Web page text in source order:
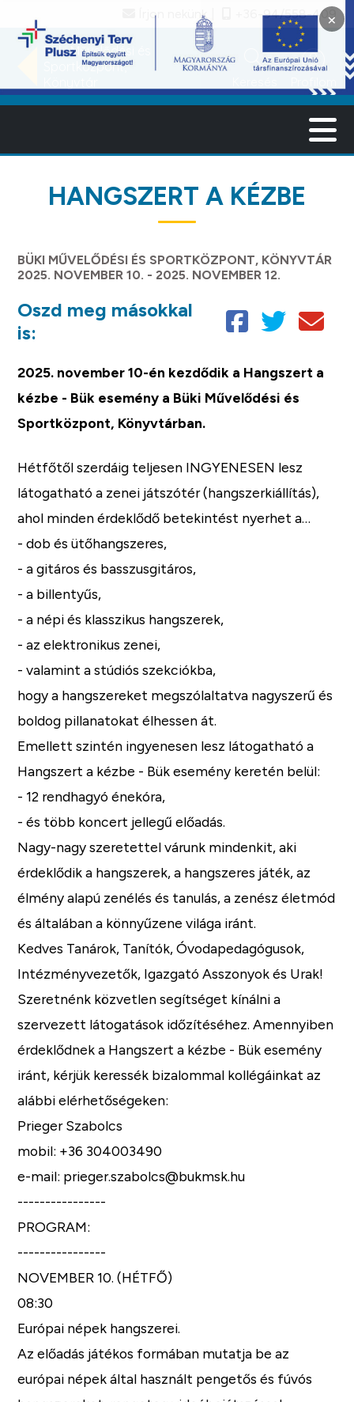
×
Írjon nekünk +36-94/558-409
Büki Művelődési és
Sportközpont,
search account_circle
HANGSZERT A KÉZBE
BÜKI MŰVELŐDÉSI ÉS SPORTKÖZPONT, KÖNYVTÁR
2025. NOVEMBER 10. - 2025. NOVEMBER 12.
Oszd meg másokkal
is:
2025. november 10-én kezdődik a Hangszert a
kézbe - Bük esemény a Büki Művelődési és
Sportközpont, Könyvtárban.
Hétfőtől szerdáig teljesen INGYENESEN lesz
látogatható a zenei játszótér (hangszerkiállítás),
ahol minden érdeklődő betekintést nyerhet a…
- dob és ütőhangszeres,
- a gitáros és basszusgitáros,
- a billentyűs,
- a népi és klasszikus hangszerek,
- az elektronikus zenei,
- valamint a stúdiós szekciókba,
hogy a hangszereket megszólaltatva nagyszerű és
boldog pillanatokat élhessen át.
Emellett szintén ingyenesen lesz látogatható a
Hangszert a kézbe - Bük esemény keretén belül:
- 12 rendhagyó énekóra,
- és több koncert jellegű előadás.
Nagy-nagy szeretettel várunk mindenkit, aki
érdeklődik a hangszerek, a hangszeres játék, az
élmény alapú zenélés és tanulás, a zenész életmód
és általában a könnyűzene világa iránt.
Kedves Tanárok, Tanítók, Óvodapedagógusok,
Intézményvezetők, Igazgató Asszonyok és Urak!
Szeretnénk közvetlen segítséget kínálni a
szervezett látogatások időzítéséhez. Amennyiben
érdeklődnek a Hangszert a kézbe - Bük esemény
iránt, kérjük keressék bizalommal kollégáinkat az
alábbi elérhetőségeken:
Prieger Szabolcs
mobil: +36 304003490
e-mail: prieger.szabolcs@bukmsk.hu
----------------
PROGRAM:
----------------
NOVEMBER 10. (HÉTFŐ)
08:30
Európai népek hangszerei.
Az előadás játékos formában mutatja be az
európai népek által használt pengetős és fúvós